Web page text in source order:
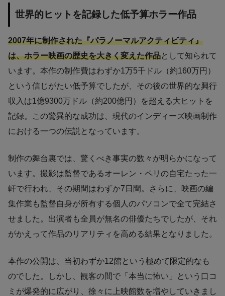
世界的ヒットを記録した低予算ホラー作品
2007年に制作された『パラノーマルアクティビティ』
は、ホラー映画の歴史を大きく変えた作品として知られて
います。本作の制作費はわずか1万5千ドル（約160万円）
という信じがたい低予算でしたが、その後の世界的な興行
収入は1億9300万ドル（約200億円）を超える大ヒットを
記録。この驚異的な成功は、現代のインディーズ映画制作
における一つの伝説となっています。
制作の舞台裏では、驚くべき事実の数々が明らかになって
います。撮影は監督であるオーレン・ペリの自宅たった一
軒で行われ、その期間はわずか7日間。さらに、映画の編
集作業も監督自身が所有する個人のパソコンで全て完結さ
せました。出演者も全員が無名の俳優たちでしたが、それ
がかえって作品のリアリティを高める結果となりました。
本作の公開は、当初わずか12館という極めて限定的なも
のでした。しかし、観客の間で「本当に怖い」という口コ
ミが爆発的に広がり、徐々に上映館数を増やしていきまし